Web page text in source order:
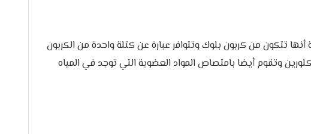
تتكون من كربون بلوك وتتوافر عبارة عن كتلة واحدة من الكربون
وتقوم أيضا بامتصاص المواد العضوية التي توجد في المياه